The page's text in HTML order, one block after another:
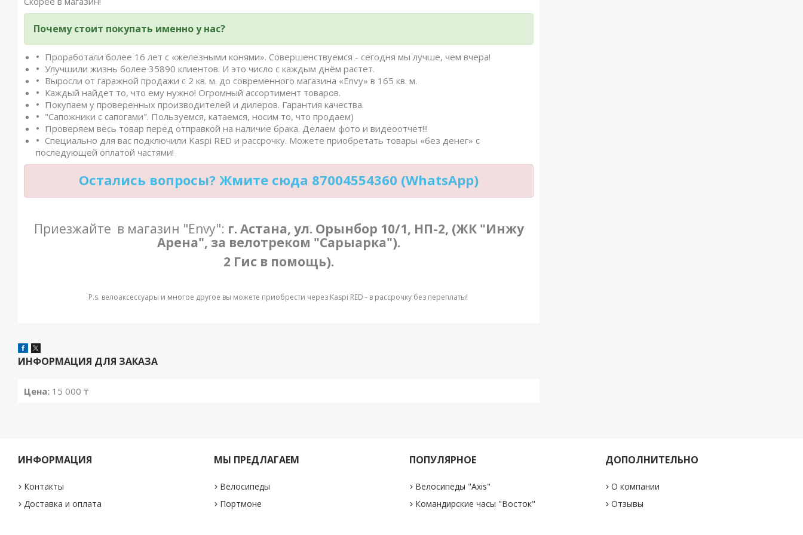
Почему стоит покупать именно у нас?
Проработали более 16 лет с «железными конями». Совершенствуемся - сегодня мы лучше, чем вчера!
Улучшили жизнь более 35890 клиентов. И это число с каждым днём растет.
Выросли от гаражной продажи с 2 кв. м. до современного магазина «Envy» в 165 кв. м.
Каждый найдет то, что ему нужно! Огромный ассортимент товаров.
Покупаем у проверенных производителей и дилеров. Гарантия качества.
"Сапожники с сапогами". Пользуемся, катаемся, носим то, что продаем)
Проверяем весь товар перед отправкой на наличие брака. Делаем фото и видеоотчет!!!
Специально для вас подключили Kaspi RED и рассрочку. Можете приобретать товары «без денег» с
последующей оплатой частями!
Остались вопросы? Жмите сюда 87004554360 (WhatsApp)
Приезжайте в магазин "Envy": г. Астана, ул. Орынбор 10/1, НП-2, (ЖК "Инжу
Арена", за велотреком "Сарыарка").
2 Гис в помощь).
P.s. велоаксессуары и многое другое вы можете приобрести через Kaspi RED - в рассрочку без переплаты!
ИНФОРМАЦИЯ ДЛЯ ЗАКАЗА
Цена: 15 000 ₸
ИНФОРМАЦИЯ
Контакты
Доставка и оплата
МЫ ПРЕДЛАГАЕМ
Велосипеды
Портмоне
ПОПУЛЯРНОЕ
Велосипеды "Axis"
Командирские часы "Восток"
ДОПОЛНИТЕЛЬНО
О компании
Отзывы